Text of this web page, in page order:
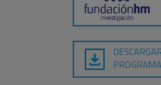
DESCARGAR
PROGRAMA